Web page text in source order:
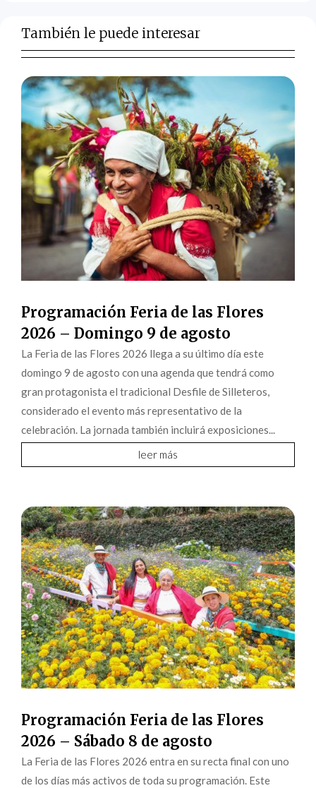
También le puede interesar
Programación Feria de las Flores
2026 – Domingo 9 de agosto
La Feria de las Flores 2026 llega a su último día este
domingo 9 de agosto con una agenda que tendrá como
gran protagonista el tradicional Desfile de Silleteros,
considerado el evento más representativo de la
celebración. La jornada también incluirá exposiciones...
leer más
Programación Feria de las Flores
2026 – Sábado 8 de agosto
La Feria de las Flores 2026 entra en su recta final con uno
de los días más activos de toda su programación. Este